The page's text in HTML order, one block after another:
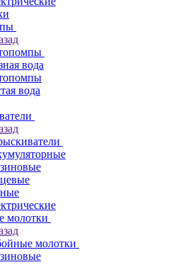
вода
вода
молотки
молотки